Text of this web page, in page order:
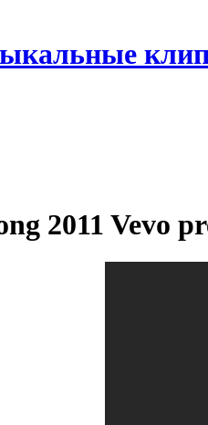
2011 Vevo